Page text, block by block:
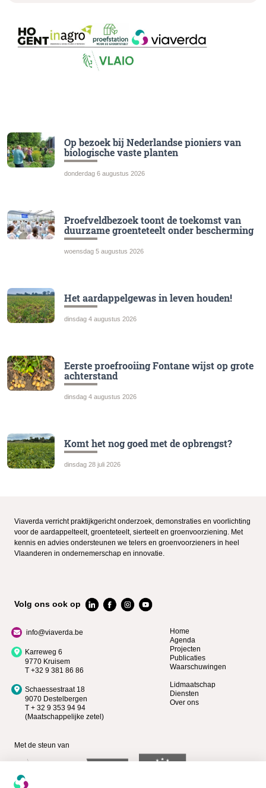
Op bezoek bij Nederlandse pioniers van
biologische vaste planten
donderdag 6 augustus 2026
Proefveldbezoek toont de toekomst van
duurzame groenteteelt onder bescherming
woensdag 5 augustus 2026
Het aardappelgewas in leven houden!
dinsdag 4 augustus 2026
Eerste proefrooiing Fontane wijst op grote
achterstand
dinsdag 4 augustus 2026
Komt het nog goed met de opbrengst?
dinsdag 28 juli 2026
Viaverda verricht praktijkgericht onderzoek, demonstraties en voorlichting
voor de aardappelteelt, groenteteelt, sierteelt en groenvoorziening. Met
kennis en advies ondersteunen we telers en groenvoorzieners in heel
Vlaanderen in ondernemerschap en innovatie.
Volg ons ook op
info@viaverda.be
Karreweg 6
9770 Kruisem
T +32 9 381 86 86
Schaessestraat 18
9070 Destelbergen
T + 32 9 353 94 94
(Maatschappelijke zetel)
Home
Agenda
Projecten
Publicaties
Waarschuwingen
Lidmaatschap
Diensten
Over ons
Met de steun van